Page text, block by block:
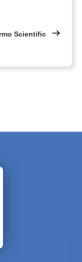
Scientific